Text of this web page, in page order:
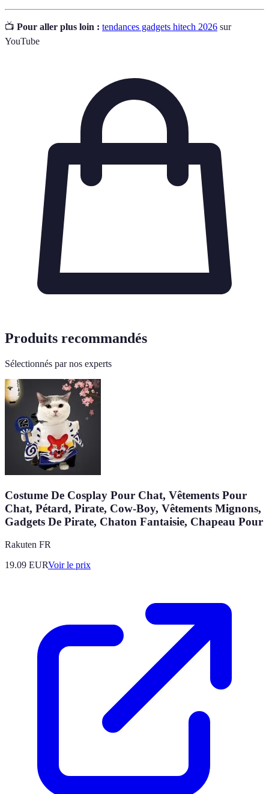
📺 Pour aller plus loin : tendances gadgets hitech 2026 sur
YouTube
Produits recommandés
Sélectionnés par nos experts
Costume De Cosplay Pour Chat, Vêtements Pour
Chat, Pétard, Pirate, Cow-Boy, Vêtements Mignons,
Gadgets De Pirate, Chaton Fantaisie, Chapeau Pour
Rakuten FR
19.09 EURVoir le prix